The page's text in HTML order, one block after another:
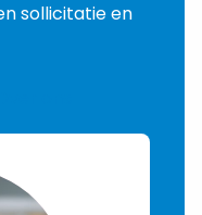
sollicitatie en